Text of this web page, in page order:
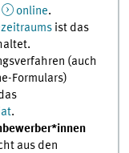
online.
ist das
(auch
Formulars)
.
aus den